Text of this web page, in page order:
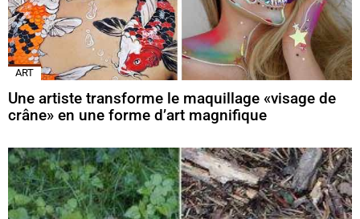
ART
Une artiste transforme le maquillage «visage de
crâne» en une forme d’art magnifique